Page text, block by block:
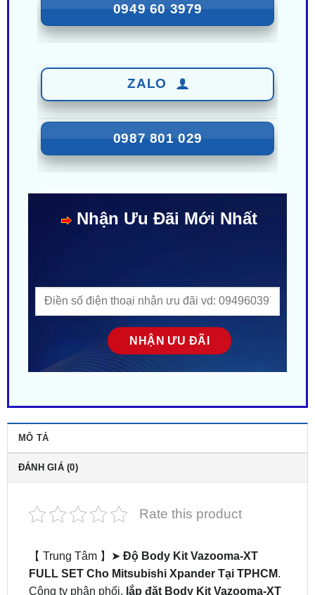
0987 801 029
ĐÁNH GIÁ (0)
【 Trung Tâm 】➤Độ Body Kit Vazooma-XT
Công ty phân phối,lắp đặt Body Kit Vazooma-XT
FULL SET xe Xpandertại Sài Gòn. Gắn tận nơi
gần đây ở tại HCM. Nhiều mẫu mã – Phong cách